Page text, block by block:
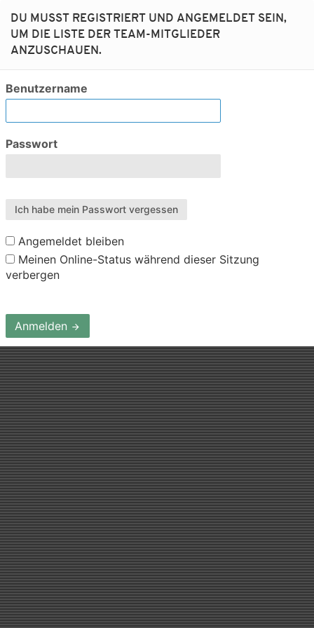
DU MUSST REGISTRIERT UND ANGEMELDET SEIN,
UM DIE LISTE DER TEAM-MITGLIEDER
ANZUSCHAUEN.
Benutzername
Passwort
Ich habe mein Passwort vergessen
Angemeldet bleiben
Meinen Online-Status während dieser Sitzung
verbergen
Anmelden